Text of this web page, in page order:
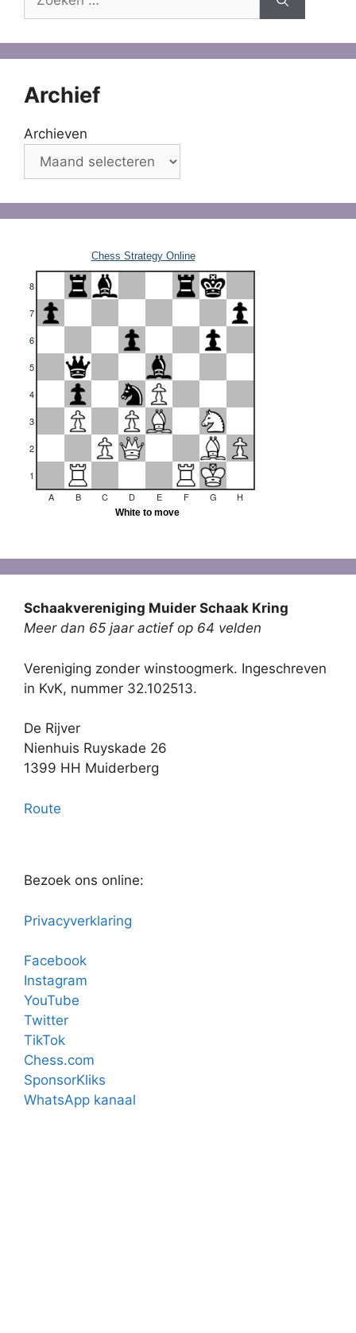
Archief
Archieven
Schaakvereniging Muider Schaak Kring
Meer dan 65 jaar actief op 64 velden
Vereniging zonder winstoogmerk. Ingeschreven
in KvK, nummer 32.102513.
De Rijver
Nienhuis Ruyskade 26
1399 HH Muiderberg
Route
Bezoek ons online:
Privacyverklaring
Facebook
Instagram
YouTube
Twitter
TikTok
Chess.com
SponsorKliks
WhatsApp kanaal